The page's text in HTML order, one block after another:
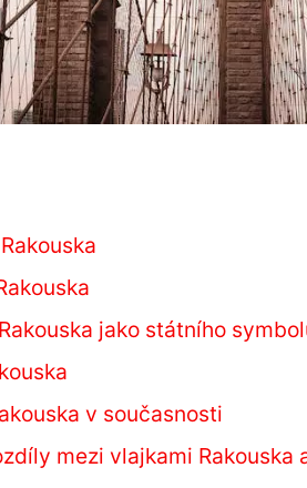
jako státního
v současnosti
mezi vlajkami Rakouska